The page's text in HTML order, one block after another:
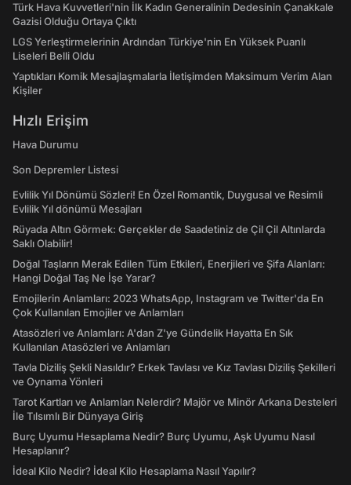
Türk Hava Kuvvetleri'nin İlk Kadın Generalinin Dedesinin Çanakkale
Gazisi Olduğu Ortaya Çıktı
LGS Yerleştirmelerinin Ardından Türkiye'nin En Yüksek Puanlı
Liseleri Belli Oldu
Yaptıkları Komik Mesajlaşmalarla İletişimden Maksimum Verim Alan
Kişiler
Hızlı Erişim
Hava Durumu
Son Depremler Listesi
Evlilik Yıl Dönümü Sözleri! En Özel Romantik, Duygusal ve Resimli
Evlilik Yıl dönümü Mesajları
Rüyada Altın Görmek: Gerçekler de Saadetiniz de Çil Çil Altınlarda
Saklı Olabilir!
Doğal Taşların Merak Edilen Tüm Etkileri, Enerjileri ve Şifa Alanları:
Hangi Doğal Taş Ne İşe Yarar?
Emojilerin Anlamları: 2023 WhatsApp, Instagram ve Twitter'da En
Çok Kullanılan Emojiler ve Anlamları
Atasözleri ve Anlamları: A'dan Z'ye Gündelik Hayatta En Sık
Kullanılan Atasözleri ve Anlamları
Tavla Diziliş Şekli Nasıldır? Erkek Tavlası ve Kız Tavlası Diziliş Şekilleri
ve Oynama Yönleri
Tarot Kartları ve Anlamları Nelerdir? Majör ve Minör Arkana Desteleri
İle Tılsımlı Bir Dünyaya Giriş
Burç Uyumu Hesaplama Nedir? Burç Uyumu, Aşk Uyumu Nasıl
Hesaplanır?
İdeal Kilo Nedir? İdeal Kilo Hesaplama Nasıl Yapılır?